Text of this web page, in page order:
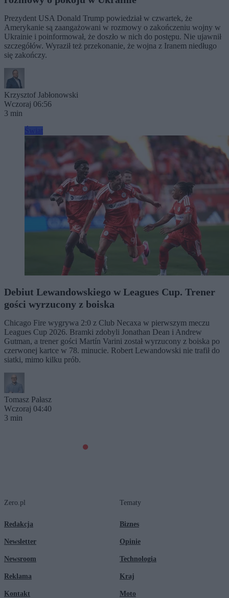
Prezydent USA Donald Trump powiedział w czwartek, że
Amerykanie są zaangażowani w rozmowy o zakończeniu wojny w
Ukrainie i poinformował, że doszło w nich do postępu. Nie ujawnił
szczegółów. Wyraził też przekonanie, że wojna z Iranem niedługo
się zakończy.
Krzysztof Jabłonowski
Wczoraj 06:56
3 min
Debiut Lewandowskiego w Leagues Cup. Trener
gości wyrzucony z boiska
Chicago Fire wygrywa 2:0 z Club Necaxa w pierwszym meczu
Leagues Cup 2026. Bramki zdobyli Jonathan Dean i Andrew
Gutman, a trener gości Martín Varini został wyrzucony z boiska po
czerwonej kartce w 78. minucie. Robert Lewandowski nie trafił do
siatki, mimo kilku prób.
Tomasz Pałasz
Wczoraj 04:40
3 min
Zero.pl
Redakcja
Newsletter
Newsroom
Reklama
Kontakt
Tematy
Biznes
Opinie
Technologia
Kraj
Moto